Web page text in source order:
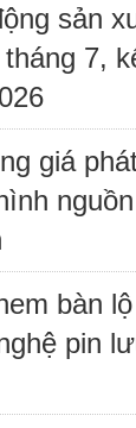
sản
7,
giá
bàn
pin